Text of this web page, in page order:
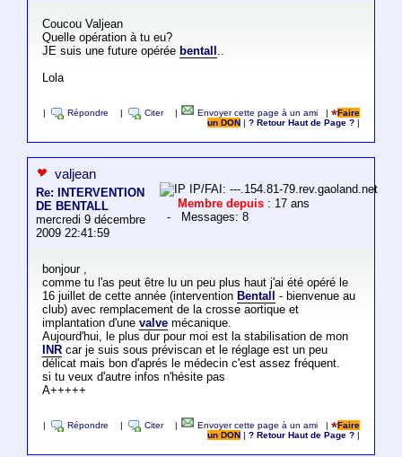
Coucou Valjean
Quelle opération à tu eu?
JE suis une future opérée bentall ..
Lola
Répondre Citer Envoyer cette page à un ami |
Faire
un DON
|? Retour Haut de Page ?
valjean
Re: INTERVENTION
DE BENTALL
mercredi 9 décembre
2009 22:41:59
IP/FAI: ---.154.81-79.rev.gaoland.net
Membre depuis : 17 ans
- Messages: 8
bonjour ,
comme tu l'as peut être lu un peu plus haut j'ai été opéré le
16 juillet de cette année (intervention Bentall
- bienvenue au
club) avec remplacement de la crosse aortique et
implantation d'une valvemécanique.
Aujourd'hui, le plus dur pour moi est la stabilisation de mon
INRcar je suis sous préviscan et le réglage est un peu
délicat mais bon d'aprés le médecin c'est assez fréquent.
si tu veux d'autre infos n'hésite pas
A+++++
Répondre Citer Envoyer cette page à un ami |
Faire
un DON
|? Retour Haut de Page ?